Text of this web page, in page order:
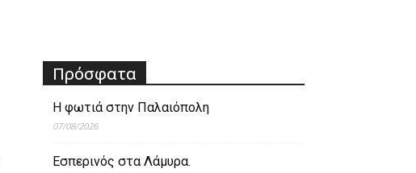
Πρόσφατα
Η φωτιά στην Παλαιόπολη
07/08/2026
Εσπερινός στα Λάμυρα.